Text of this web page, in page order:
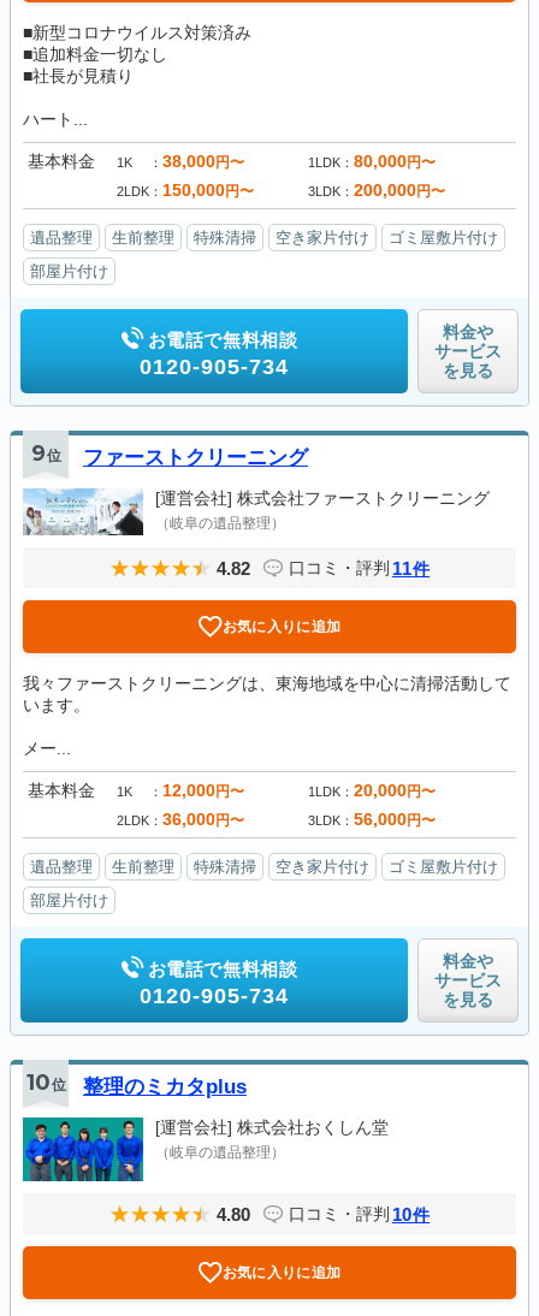
■新型コロナウイルス対策済み
■追加料金一切なし
■社長が見積り
ハート...
基本料金 1K 38,000円〜 1LDK 80,000円〜
2LDK 150,000円〜 3LDK 200,000円〜
遺品整理 生前整理 特殊清掃 空き家片付け
ゴミ屋敷片付け
部屋片付け
お電話で無料相談
0120-905-734
料金や
サービス
を見る
9位 ファーストクリーニング
[運営会社] 株式会社ファーストクリーニング
（岐阜の遺品整理）
4.82 口コミ・評判 11件
お気に入りに追加
我々ファーストクリーニングは、東海地域を中心に清掃活動して
います。
メー...
基本料金 1K 12,000円〜 1LDK 20,000円〜
2LDK 36,000円〜 3LDK 56,000円〜
遺品整理 生前整理 特殊清掃 空き家片付け
ゴミ屋敷片付け
部屋片付け
お電話で無料相談
0120-905-734
料金や
サービス
を見る
10位 整理のミカタplus
[運営会社] 株式会社おくしん堂
（岐阜の遺品整理）
4.80 口コミ・評判 10件
お気に入りに追加